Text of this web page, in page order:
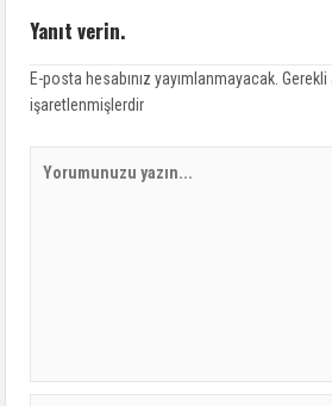
Yanıt verin.
E-posta hesabınız yayımlanmayacak.
işaretlenmişlerdir